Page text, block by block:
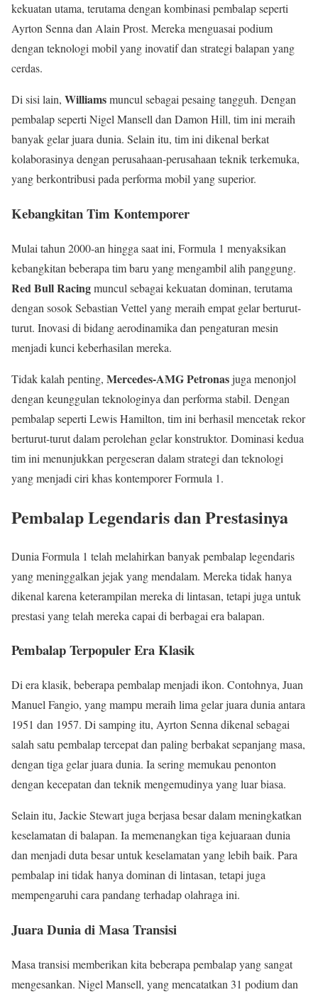
kekuatan utama, terutama dengan kombinasi pembalap seperti
Ayrton Senna dan Alain Prost. Mereka menguasai podium
dengan teknologi mobil yang inovatif dan strategi balapan yang
cerdas.
Di sisi lain, Williamsmuncul sebagai pesaing tangguh. Dengan
pembalap seperti Nigel Mansell dan Damon Hill, tim ini meraih
banyak gelar juara dunia. Selain itu, tim ini dikenal berkat
kolaborasinya dengan perusahaan-perusahaan teknik terkemuka,
yang berkontribusi pada performa mobil yang superior.
Kebangkitan Tim Kontemporer
Mulai tahun 2000-an hingga saat ini, Formula 1 menyaksikan
kebangkitan beberapa tim baru yang mengambil alih panggung.
Red Bull Racingmuncul sebagai kekuatan dominan, terutama
dengan sosok Sebastian Vettel yang meraih empat gelar berturut-
turut. Inovasi di bidang aerodinamika dan pengaturan mesin
menjadi kunci keberhasilan mereka.
Tidak kalah penting, Mercedes-AMG Petronasjuga menonjol
dengan keunggulan teknologinya dan performa stabil. Dengan
pembalap seperti Lewis Hamilton, tim ini berhasil mencetak rekor
berturut-turut dalam perolehan gelar konstruktor. Dominasi kedua
tim ini menunjukkan pergeseran dalam strategi dan teknologi
yang menjadi ciri khas kontemporer Formula 1.
Pembalap Legendaris dan Prestasinya
Dunia Formula 1 telah melahirkan banyak pembalap legendaris
yang meninggalkan jejak yang mendalam. Mereka tidak hanya
dikenal karena keterampilan mereka di lintasan, tetapi juga untuk
prestasi yang telah mereka capai di berbagai era balapan.
Pembalap Terpopuler Era Klasik
Di era klasik, beberapa pembalap menjadi ikon. Contohnya, Juan
Manuel Fangio, yang mampu meraih lima gelar juara dunia antara
1951 dan 1957. Di samping itu, Ayrton Senna dikenal sebagai
salah satu pembalap tercepat dan paling berbakat sepanjang masa,
dengan tiga gelar juara dunia. Ia sering memukau penonton
dengan kecepatan dan teknik mengemudinya yang luar biasa.
Selain itu, Jackie Stewart juga berjasa besar dalam meningkatkan
keselamatan di balapan. Ia memenangkan tiga kejuaraan dunia
dan menjadi duta besar untuk keselamatan yang lebih baik. Para
pembalap ini tidak hanya dominan di lintasan, tetapi juga
mempengaruhi cara pandang terhadap olahraga ini.
Juara Dunia di Masa Transisi
Masa transisi memberikan kita beberapa pembalap yang sangat
mengesankan. Nigel Mansell, yang mencatatkan 31 podium dan